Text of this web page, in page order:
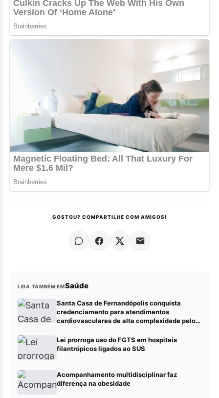
GOSTOU? COMPARTILHE COM AMIGOS!
LEIA TAMBÉM EMSaúde
Santa Casa de Fernandópolis conquista
credenciamento para atendimentos
cardiovasculares de alta complexidade pelo
Lei prorroga uso do FGTS em hospitais
filantrópicos ligados ao SUS
Acompanhamento multidisciplinar faz
diferença na obesidade